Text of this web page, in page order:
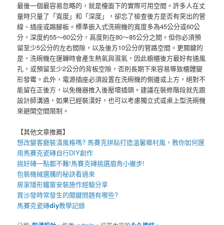
最後一個最容易忽略的，就是檯面下的實際可用空間。許多人在丈
量時只量了「寬度」和「深度」，卻忘了檢查後方是否有突出的管
線、插座或踢腳板。標準嵌入式洗碗機的寬度多為45公分或60公
分，深度約55～60公分，高度則在80～85公分之間。但你必須預
留至少5公分的左右間隙，以及後方10公分的管路空間。更關鍵的
是，洗碗機在運轉時會產生熱氣與濕氣，因此櫥櫃後方最好有通風
孔，或預留至少2公分的背板空隙，否則長期下來容易導致櫃體變
形發霉。此外，電源插座必須設置在洗碗機的側邊或上方，絕對不
能留在正後方，以免機器推入後壓壞插頭。建議在裝修階段就先跟
設計師溝通，如果已經裝潢好，也可以考慮獨立式或桌上型洗碗機
來避開空間限制。
【其他文章推薦】
想改變客廳裝潢風格嗎? 馬賽克拼貼打造溫馨鄉村風，教你如何運
用馬賽克瓷磚自行DIY創作
挑好磚一點都不難!馬賽克磚挑選眉角小撇步!
包裝機械選購的秘訣看過來
居家隱形鐵窗安裝施作經驗分享
買沙發時常發生的關鍵問題有哪些?
馬賽克瓷磚diy教學記錄